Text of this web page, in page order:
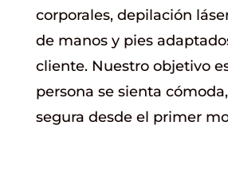
corporales, depilación
de manos y pies
cliente. Nuestro objetivo
persona se sienta
segura desde el primer